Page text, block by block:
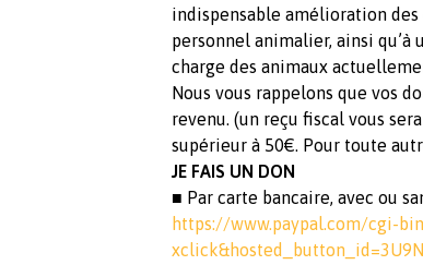
indispensable amélioration
personnel animalier, ainsi
charge des animaux
Nous vous rappelons que vos
revenu. (un reçu fiscal vous
supérieur à 50€. Pour toute
JE FAIS UN DON
■ Par carte bancaire, avec ou
https://www.paypal.com/cgi-